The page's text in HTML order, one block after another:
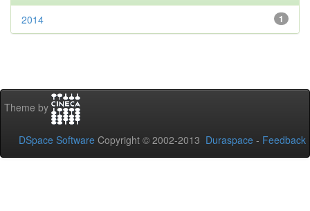
1
2014
Theme by
DSpace Software Copyright © 2002-2013 Duraspace - Feedback